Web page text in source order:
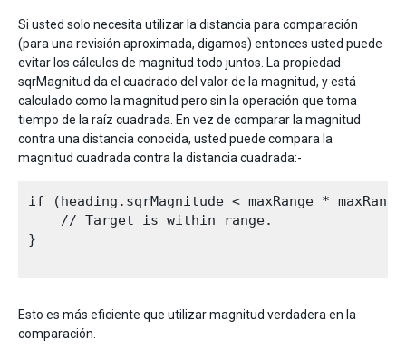
Si usted solo necesita utilizar la distancia para comparación
(para una revisión aproximada, digamos) entonces usted puede
evitar los cálculos de magnitud todo juntos. La propiedad
sqrMagnitud da el cuadrado del valor de la magnitud, y está
calculado como la magnitud pero sin la operación que toma
tiempo de la raíz cuadrada. En vez de comparar la magnitud
contra una distancia conocida, usted puede compara la
magnitud cuadrada contra la distancia cuadrada:-
if (heading.sqrMagnitude < maxRange *
    // Target is within range.
}
Esto es más eficiente que utilizar magnitud verdadera en la
comparación.